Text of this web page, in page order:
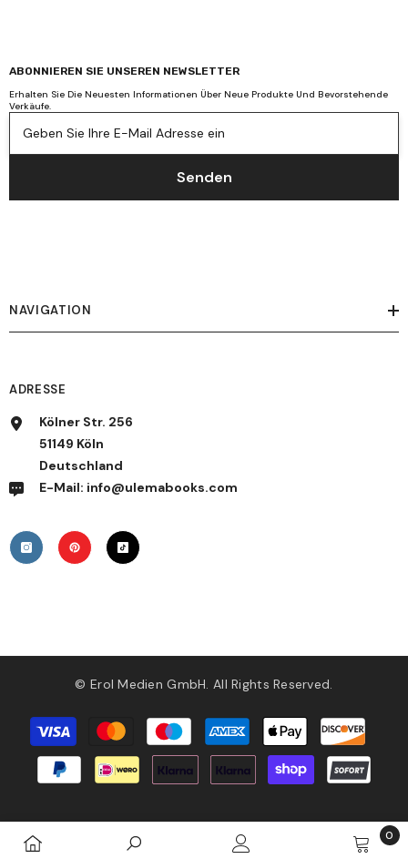
ABONNIEREN SIE UNSEREN NEWSLETTER
Erhalten Sie Die Neuesten Informationen Über Neue Produkte Und Bevorstehende
Verkäufe.
Geben Sie Ihre E-Mail Adresse ein
Senden
NAVIGATION
ADRESSE
Kölner Str. 256
51149 Köln
Deutschland
E-Mail: info@ulemabooks.com
© Erol Medien GmbH. All Rights Reserved.
Zahlungsmethoden
0